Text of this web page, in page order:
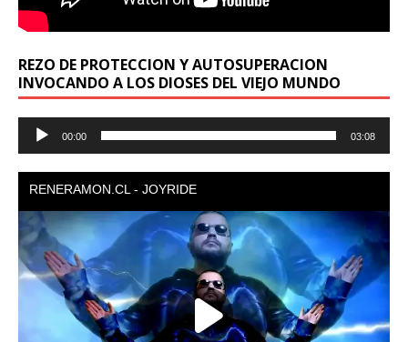
REZO DE PROTECCION Y AUTOSUPERACION
INVOCANDO A LOS DIOSES DEL VIEJO MUNDO
Reproductor
00:00 03:08